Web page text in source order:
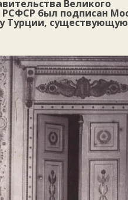
Великого
РСФСР был подписан
Турции,